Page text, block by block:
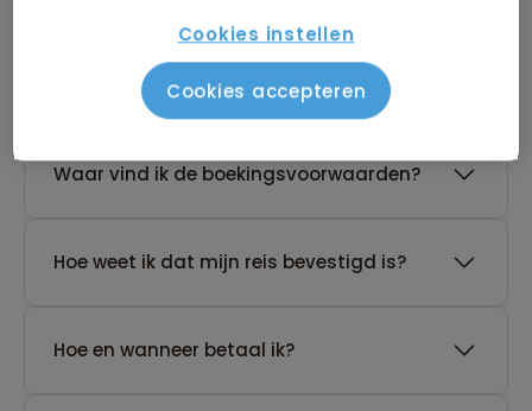
De reis van mijn keuze heeft nog geen
gegarandeerd vertrek. Wat nu?
Waar vind ik de boekingsvoorwaarden?
Hoe weet ik dat mijn reis bevestigd is?
Hoe en wanneer betaal ik?
Cookies instellen
Cookies accepteren